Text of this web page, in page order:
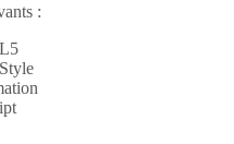
: